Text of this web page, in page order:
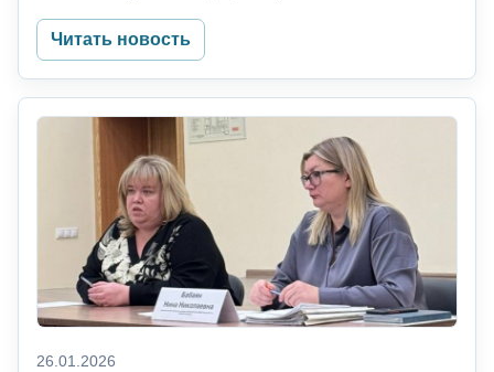
Читать новость
26.01.2026